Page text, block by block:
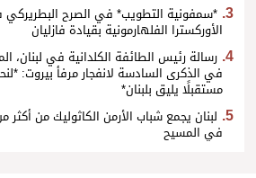
*سمفونية التطويب* في الصرح البطريركي
الأوركسترا الفلهارمونية بقيادة فازليان
رسالة رئيس الطائفة الكلدانية في لبنان،
في الذكرى السادسة لانفجار مرفأ بيروت:
مستقبلًا يليق بلبنان*
لبنان يجمع شباب الأرمن الكاثوليك من
في المسيح